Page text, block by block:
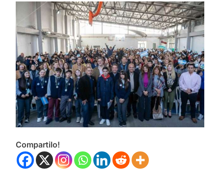
Compartilo!